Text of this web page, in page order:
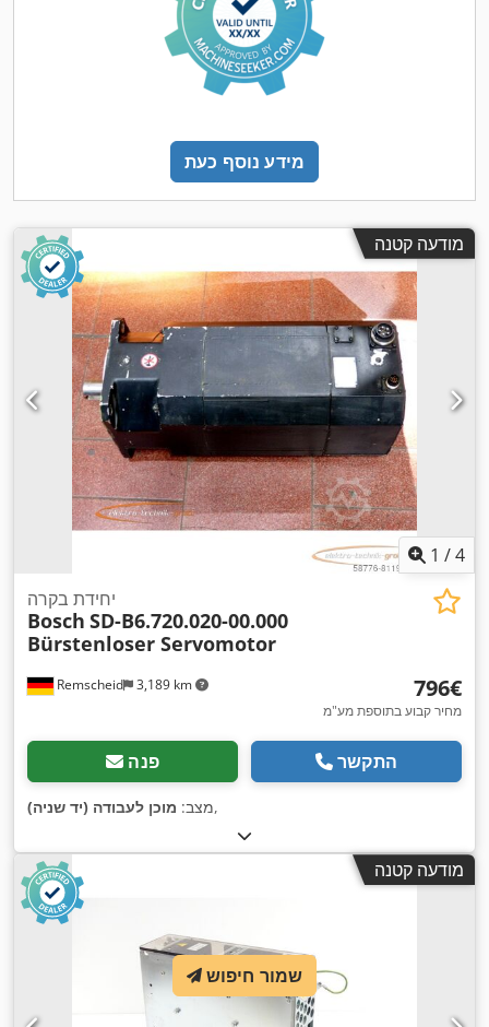
מידע נוסף כעת
מודעה קטנה
1 /4
Remscheid 3,189 km
יחידת בקרה
Bosch SD-B6.720.020-00.000
Bürstenloser Servomotor
‏796 ‏€
מחיר קבוע בתוספת מע"מ
פנה התקשר
מצב: מוכן לעבודה (יד שניה) ,
מודעה קטנה
שמור חיפוש